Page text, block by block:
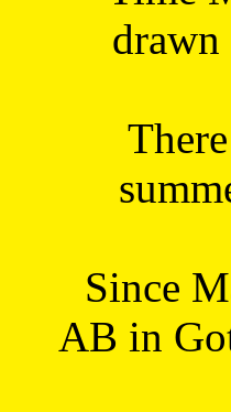
Since
AB in